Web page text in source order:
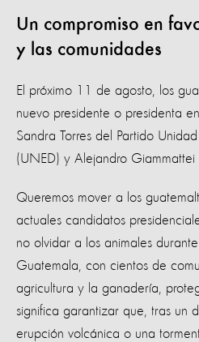
Un compromiso en
y las comunidades
El próximo 11 de agosto, los
nuevo presidente o presidenta
Sandra Torres del Partido
(UNED) y Alejandro Giammattei
Queremos mover a los
actuales candidatos
no olvidar a los animales durante
Guatemala, con cientos de
agricultura y la ganadería,
significa garantizar que, tras un
erupción volcánica o una